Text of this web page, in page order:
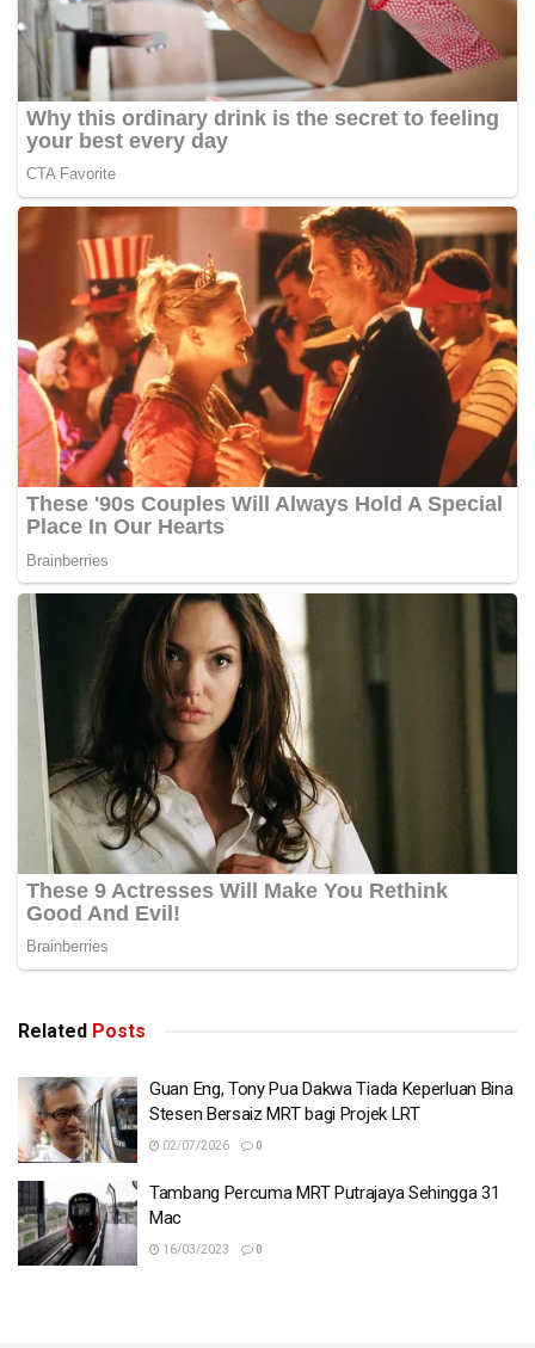
Related Posts
Guan Eng, Tony Pua Dakwa Tiada Keperluan Bina
Stesen Bersaiz MRT bagi Projek LRT
02/07/2026 0
Tambang Percuma MRT Putrajaya Sehingga 31
Mac
16/03/2023 0